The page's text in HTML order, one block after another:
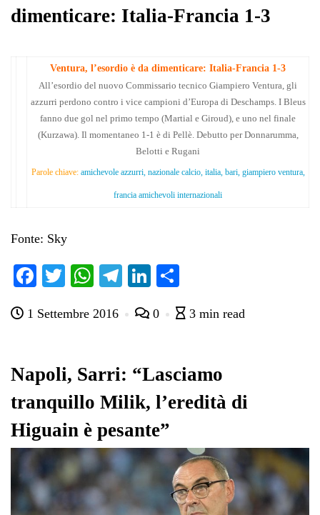
dimenticare: Italia-Francia 1-3
Ventura, l’esordio è da dimenticare: Italia-Francia 1-3
All’esordio del nuovo Commissario tecnico Giampiero Ventura, gli
azzurri perdono contro i vice campioni d’Europa di Deschamps. I Bleus
fanno due gol nel primo tempo (Martial e Giroud), e uno nel finale
(Kurzawa). Il momentaneo 1-1 è di Pellè. Debutto per Donnarumma,
Belotti e Rugani
Parole chiave: amichevole azzurri, nazionale calcio, italia, bari, giampiero ventura,
francia amichevoli internazionali
Fonte: Sky
Fa
bo
T
tte
W
ts
pp
Te
gr
m
Li
ed di
di
1 Settembre 2016 0 3 min read
Napoli, Sarri: “Lasciamo
tranquillo Milik, l’eredità di
Higuain è pesante”